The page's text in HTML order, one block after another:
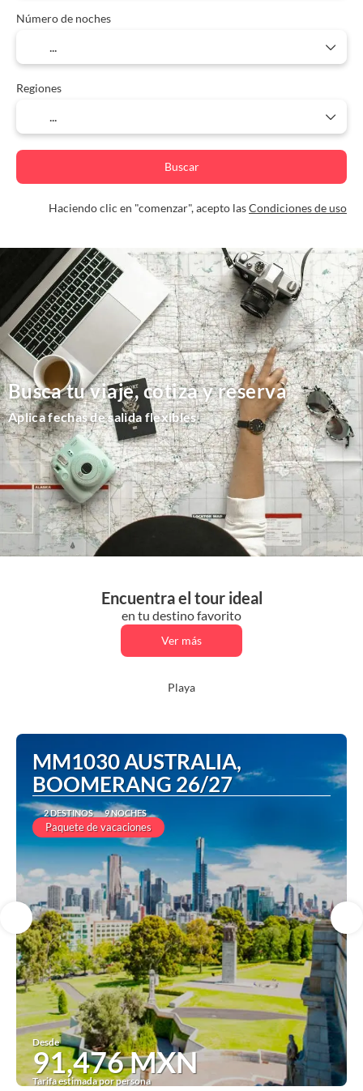
Busca tu viaje, cotiza y reserva
Aplica fechas de salida flexibles
Número de noches
Regiones
Buscar
Haciendo clic en "comenzar", acepto lasCondiciones de uso
Encuentra el tour ideal
en tu destino favorito
Ver más
Playa
MM1030 AUSTRALIA,
BOOMERANG 26/27
2 DESTINOS 9 NOCHES
Paquete de vacaciones
Desde
91,476 MXN
Tarifa estimada por persona